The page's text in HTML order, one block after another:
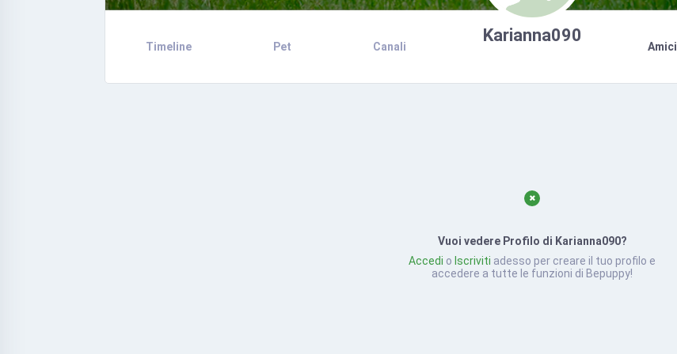
Timeline Pet Canali Amici
Karianna090
Vuoi vedere Profilo di Karianna090?
Accedi o Iscriviti adesso per creare il tuo profilo e
accedere a tutte le funzioni di Bepuppy!